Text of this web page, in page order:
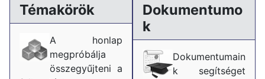
Témakörök
A honlap
megpróbálja
összegyűjteni a
Dokumentumo
k
Dokumentumain
k segítséget